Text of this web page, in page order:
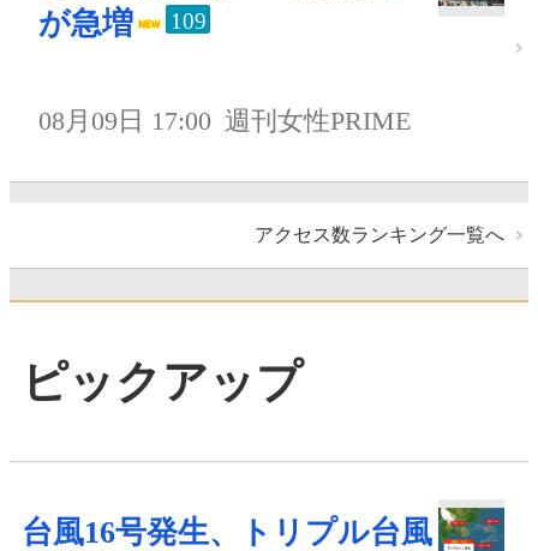
が急増
109
08月09日 17:00 週刊女性PRIME
アクセス数ランキング一覧へ
ピックアップ
台風16号発生、トリプル台風